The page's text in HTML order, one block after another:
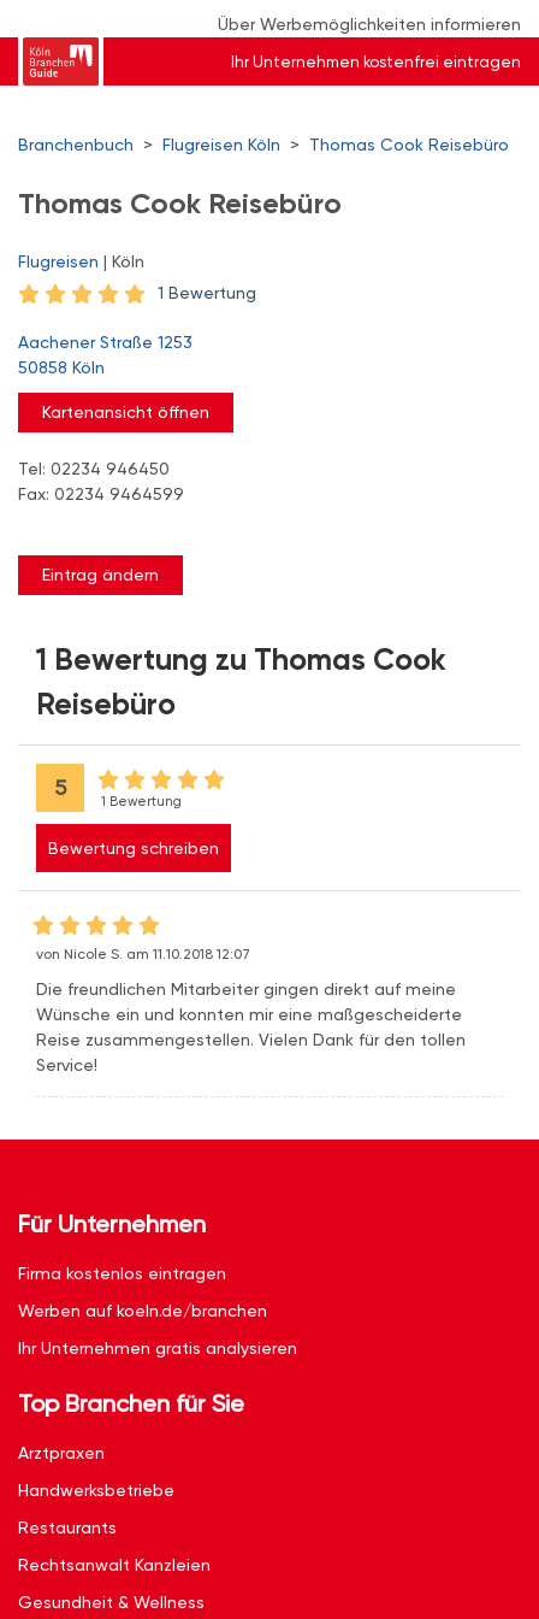
Über Werbemöglichkeiten informieren
Ihr Unternehmen kostenfrei eintragen
Branchenbuch > Flugreisen Köln > Thomas Cook Reisebüro
Thomas Cook Reisebüro
Flugreisen | Köln
1 Bewertung
Aachener Straße 1253
50858 Köln
Kartenansicht öffnen
Tel: 02234 946450
Fax: 02234 9464599
Eintrag ändern
1 Bewertung zu Thomas Cook
Reisebüro
5
1 Bewertung
Bewertung schreiben
von Nicole S. am 11.10.2018 12:07
Die freundlichen Mitarbeiter gingen direkt auf meine
Wünsche ein und konnten mir eine maßgescheiderte
Reise zusammengestellen. Vielen Dank für den tollen
Service!
Für Unternehmen
Firma kostenlos eintragen
Werben auf koeln.de/branchen
Ihr Unternehmen gratis analysieren
Top Branchen für Sie
Arztpraxen
Handwerksbetriebe
Restaurants
Rechtsanwalt Kanzleien
Gesundheit & Wellness